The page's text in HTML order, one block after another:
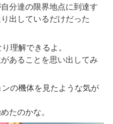
分達の限界地点に到達す
出しているだけだった
理解できるよ。
あることを思い出してみ
の機体を見たような気が
たのかな。